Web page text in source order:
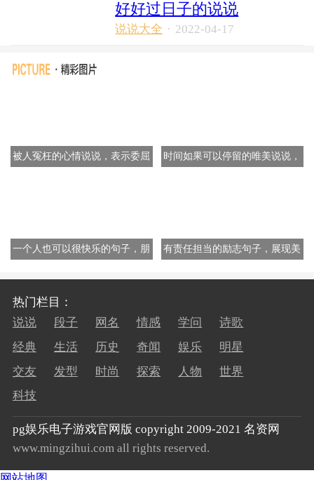
好好过日子的说说
说说大全 · 2022-04-17
被人冤枉的心情说说，表示委屈
时间如果可以停留的唯美说说，
一个人也可以很快乐的句子，朋
有责任担当的励志句子，展现美
热门栏目：
说说
段子 网名 情感 学问
诗歌
经典
生活 历史 奇闻 娱乐
明星
交友
发型 时尚 探索 人物
世界
科技
pg娱乐电子游戏官网版 copyright 2009-2021 名资网
www.mingzihui.com all rights reserved.